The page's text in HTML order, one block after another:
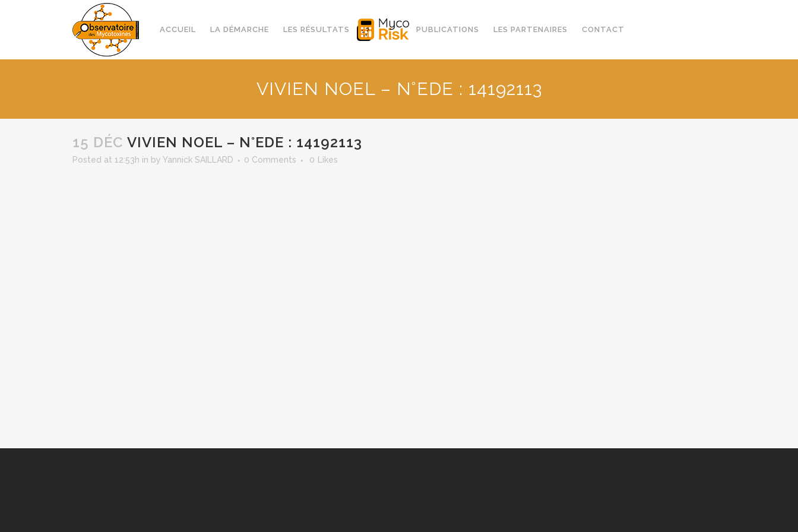
ACCUEIL LA DÉMARCHE LES RÉSULTATS PUBLICATIONS LES PARTENAIRES CONTACT
VIVIEN NOEL – N°EDE : 14192113
15 DÉC VIVIEN NOEL – N°EDE : 14192113
Posted at 12:53h in by Yannick SAILLARD 0 Comments 0 Likes